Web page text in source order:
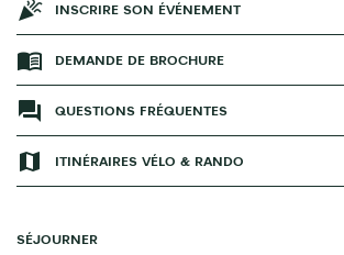
INSCRIRE SON ÉVÉNEMENT
DEMANDE DE BROCHURE
QUESTIONS FRÉQUENTES
ITINÉRAIRES VÉLO & RANDO
SÉJOURNER